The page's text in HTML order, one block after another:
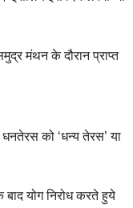
मंथन के दौरान प्राप्त
को ‘धन्य तेरस’ या
योग निरोध करते हुये